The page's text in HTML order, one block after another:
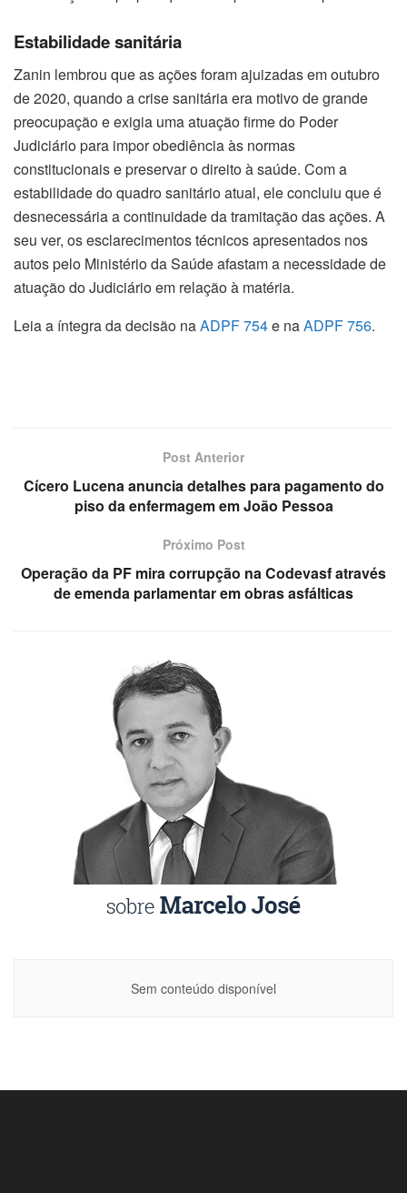
Estabilidade sanitária
Zanin lembrou que as ações foram ajuizadas em outubro
de 2020, quando a crise sanitária era motivo de grande
preocupação e exigia uma atuação firme do Poder
Judiciário para impor obediência às normas
constitucionais e preservar o direito à saúde. Com a
estabilidade do quadro sanitário atual, ele concluiu que é
desnecessária a continuidade da tramitação das ações. A
seu ver, os esclarecimentos técnicos apresentados nos
autos pelo Ministério da Saúde afastam a necessidade de
atuação do Judiciário em relação à matéria.
Leia a íntegra da decisão naADPF 754e naADPF 756.
Post Anterior
Cícero Lucena anuncia detalhes para pagamento do
piso da enfermagem em João Pessoa
Próximo Post
Operação da PF mira corrupção na Codevasf através
de emenda parlamentar em obras asfálticas
Sem conteúdo disponível